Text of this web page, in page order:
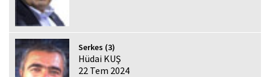
Serkes (3)
Hüdai KUŞ
22 Tem 2024